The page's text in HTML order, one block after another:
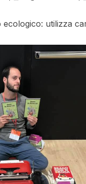
utilizza